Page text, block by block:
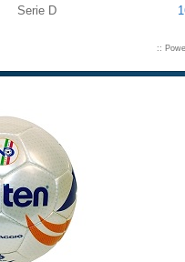
Serie D
::